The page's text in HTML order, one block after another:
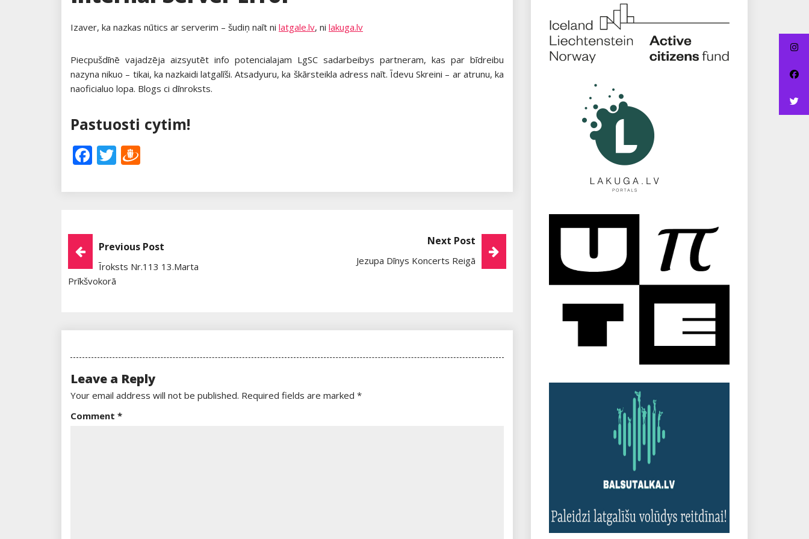
Izaver, ka nazkas nūtics ar serverim – šudiņ naīt ni latgale.lv, ni lakuga.lv
Piecpušdīnē vajadzēja aizsyutēt info potencialajam LgSC sadarbeibys partneram, kas par bīdreibu
nazyna nikuo – tikai, ka nazkaidi latgalīši. Atsadyuru, ka škārsteikla adress naīt. Īdevu Skreini – ar atrunu, ka
naoficialuo lopa. Blogs ci dīnroksts.
Pastuosti cytim!
Facebook
Twitter
Post
Navigation
Previous Post
Īroksts Nr.113 13.marta
Prīkšvokorā
Next Post
Jezupa Dīnys Koncerts Reigā
Leave a Reply
Your email address will not be published. Required fields are marked *
Comment *